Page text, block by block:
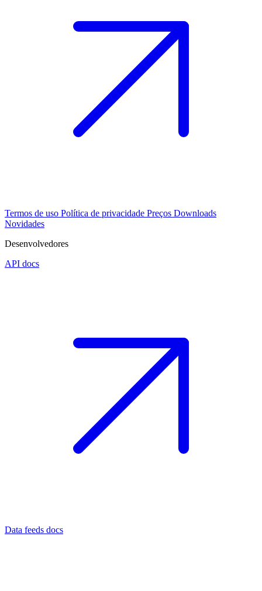
Termos de uso Política de privacidade Preços Downloads
Novidades
Desenvolvedores
API docs
Data feeds docs